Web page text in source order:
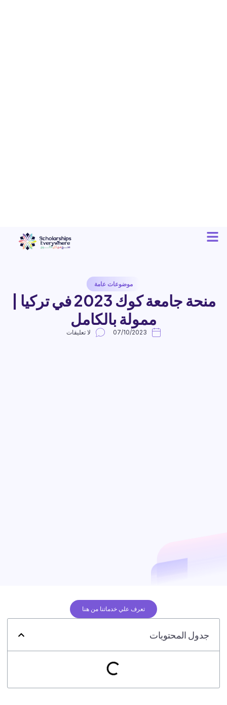
موضوعات عامة
منحة جامعة كوك 2023 في تركيا |
ممولة بالكامل
07/10/2023 لا تعليقات
تعرف علي خدماتنا من هنا
جدول المحتويات